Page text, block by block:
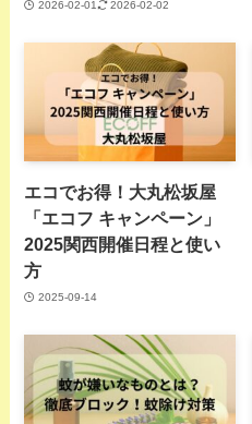
2026-02-01 2026-02-02
エコでお得！大丸松坂屋
「エコフ キャンペーン」
2025関西開催日程と使い
方
2025-09-14